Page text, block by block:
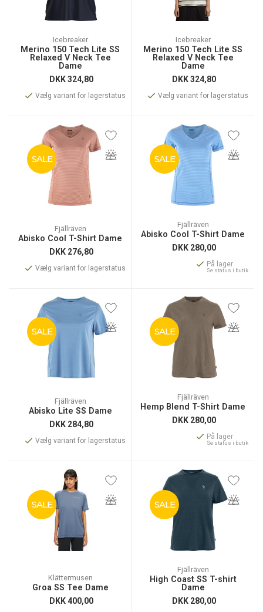
Icebreaker
Merino 150 Tech Lite SS
Relaxed V Neck Tee
Dame
DKK324,80
Vælg variant for lagerstatus
Icebreaker
Merino 150 Tech Lite SS
Relaxed V Neck Tee
Dame
DKK324,80
Vælg variant for lagerstatus
SALE
Fjällräven
Abisko Cool T-Shirt Dame
DKK 276,80
Vælg variant for lagerstatus
SALE
Fjällräven
Abisko Cool T-Shirt Dame
DKK 280,00
På lager
Se status i butik
SALE
Fjällräven
Abisko Lite SS Dame
DKK 284,80
Vælg variant for lagerstatus
SALE
Fjällräven
Hemp Blend T-Shirt Dame
DKK 280,00
På lager
Se status i butik
SALE
Klättermusen
Groa SS Tee Dame
DKK400,00
SALE
Fjällräven
High Coast SS T-shirt
Dame
DKK 280,00